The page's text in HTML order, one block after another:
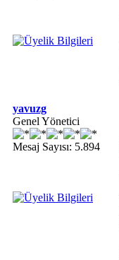
yavuzg
Genel Yönetici
Mesaj Sayısı: 5.894